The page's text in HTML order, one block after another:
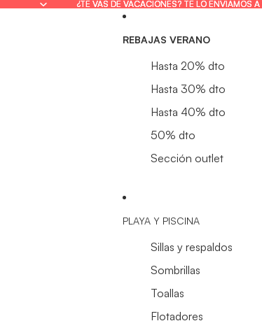
¿TE VAS DE VACACIONES? TE LO ENVIAMOS
¿TE VAS DE VACACIONES? TE LO ENVIAMOS
REBAJAS VERANO
Hasta 20% dto
Hasta 30% dto
Hasta 40% dto
50% dto
Sección outlet
PLAYA Y PISCINA
Sillas y respaldos
Sombrillas
Toallas
Flotadores